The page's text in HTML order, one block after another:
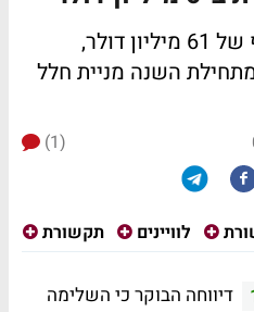
ההסכם ל-5 שנים בהיקף של 61 מיליון דולר,
במלואו ב-2020. מתחילת השנה מניית חלל
(1)
לוויינים תקשורת
דיווחה הבוקר כי השלימה